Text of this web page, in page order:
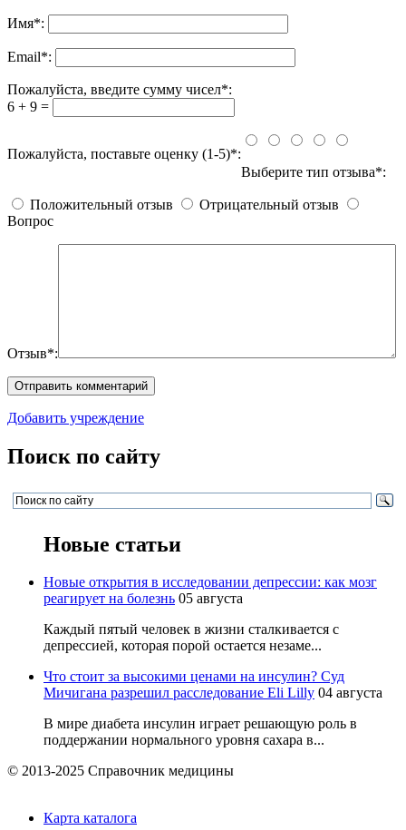
Имя*:
Email*:
Пожалуйста, введите сумму чисел*:
6 + 9 =
Пожалуйста, поставьте оценку (1-5)*:
Выберите тип отзыва*:
Положительный отзыв
Отрицательный отзыв
Вопрос
Отзыв*:
Добавить учреждение
Поиск по сайту
Новые статьи
Новые открытия в исследовании депрессии: как мозг
реагирует на болезнь 05 августа
Каждый пятый человек в жизни сталкивается с
депрессией, которая порой остается незаме...
Что стоит за высокими ценами на инсулин? Суд
Мичигана разрешил расследование Eli Lilly 04 августа
В мире диабета инсулин играет решающую роль в
поддержании нормального уровня сахара в...
© 2013-2025 Справочник медицины
Карта каталога